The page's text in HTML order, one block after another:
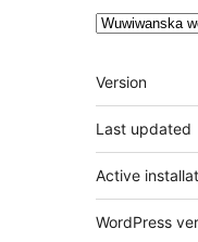
Meta
Version
Last updated
Active
WordPress